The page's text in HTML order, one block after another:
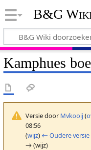
B&G
Kamphues
Versie door Mvkooij(
08:56
(wijz) ← Oudere versie
→ (wijz)